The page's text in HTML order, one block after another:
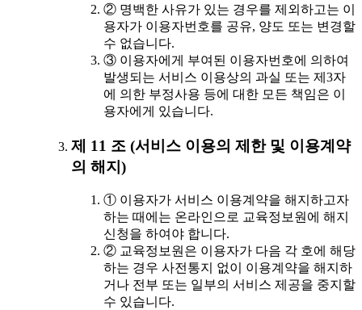
② 명백한 사유가 있는 경우를 제외하고는 이
용자가 이용자번호를 공유, 양도 또는 변경할
수 없습니다.
③ 이용자에게 부여된 이용자번호에 의하여
발생되는 서비스 이용상의 과실 또는 제3자
에 의한 부정사용 등에 대한 모든 책임은 이
용자에게 있습니다.
제 11 조 (서비스 이용의 제한 및 이용계약
의 해지)
① 이용자가 서비스 이용계약을 해지하고자
하는 때에는 온라인으로 교육정보원에 해지
신청을 하여야 합니다.
② 교육정보원은 이용자가 다음 각 호에 해당
하는 경우 사전통지 없이 이용계약을 해지하
거나 전부 또는 일부의 서비스 제공을 중지할
수 있습니다.